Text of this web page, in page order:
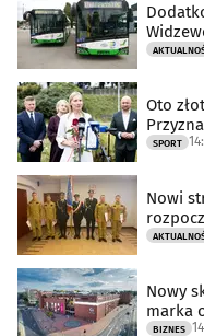
Oto
SPORT
Nowi
Nowy
marka
BIZNES